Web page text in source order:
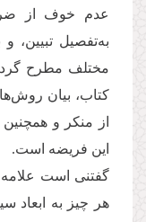
عدم خوف از
به‌تفصیل تبیین،
مختلف مطرح
کتاب، بیان
از منکر و
این فریضه است.
گفتنی است علامه
هر چیز به ابعاد